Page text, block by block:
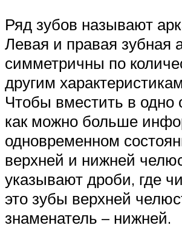
Ряд зубов называют
Левая и правая зубная
симметричны по
другим
Чтобы вместить в одно
как можно больше
одновременном
верхней и нижней
указывают дроби, где
это зубы верхней
знаменатель – нижней.